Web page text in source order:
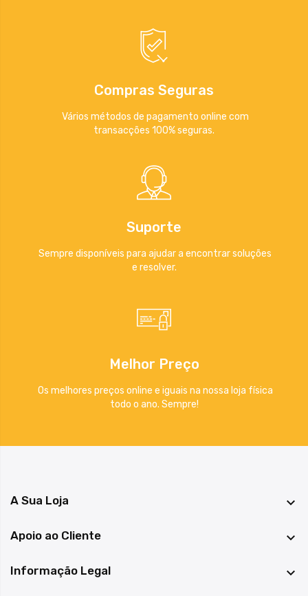
Compras Seguras
Vários métodos de pagamento online com
transacções 100% seguras.
Suporte
Sempre disponíveis para ajudar a encontrar soluções
e resolver.
Melhor Preço
Os melhores preços online e iguais na nossa loja física
todo o ano. Sempre!
A Sua Loja 
Apoio ao Cliente 
Informação Legal 